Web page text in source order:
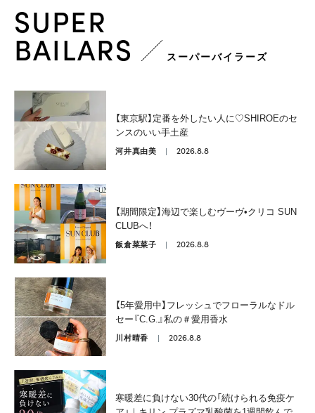
SUPER
BAILARS スーパーバイラーズ
【東京駅】定番を外したい人に♡SHIROEのセ
ンスのいい手土産
河井真由美 2026.8.8
【期間限定】海辺で楽しむヴーヴ•クリコ SUN
CLUBへ！
飯倉菜菜子 2026.8.8
【5年愛用中】フレッシュでフローラルなドル
セー『C.G.』私の＃愛用香水
川村晴香 2026.8.8
寒暖差に負けない30代の「続けられる免疫ケ